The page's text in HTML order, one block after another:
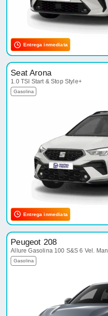
Entrega inmediata
Seat Arona
1.0 TSI Start & Stop Style+
Gasolina
Entrega inmediata
Peugeot 208
Allure Gasolina 100 S&S 6 Vel. Man
Gasolina